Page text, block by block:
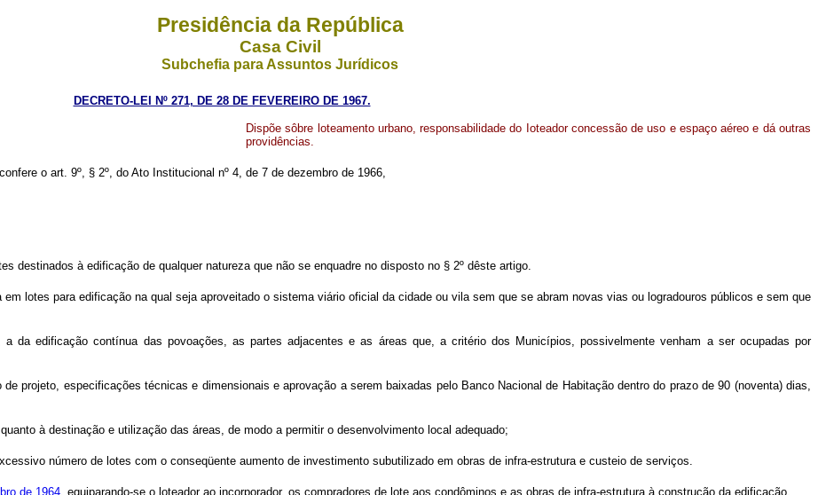
Presidência da República
Casa Civil
Subchefia para Assuntos Jurídicos
DECRETO-LEI Nº 271, DE 28 DE FEVEREIRO DE 1967.
Dispõe sôbre loteamento urbano, responsabilidade do Ioteador concessão de uso e espaço aéreo e dá outras
providências.
o art. 9º, § 2º, do Ato Institucional nº 4, de 7 de dezembro de 1966,
destinados à edificação de qualquer natureza que não se enquadre no disposto no § 2º dêste artigo.
em lotes para edificação na qual seja aproveitado o sistema viário oficial da cidade ou vila sem que se abram novas vias ou logradouros públicos e sem que
da edificação contínua das povoações, as partes adjacentes e as áreas que, a critério dos Municípios, possivelmente venham a ser ocupadas por
projeto, especificações técnicas e dimensionais e aprovação a serem baixadas pelo Banco Nacional de Habitação dentro do prazo de 90 (noventa) dias,
à destinação e utilização das áreas, de modo a permitir o desenvolvimento local adequado;
número de lotes com o conseqüente aumento de investimento subutilizado em obras de infra-estrutura e custeio de serviços.
de 1964, equiparando-se o loteador ao incorporador, os compradores de lote aos condôminos e as obras de infra-estrutura à construção da edificação.